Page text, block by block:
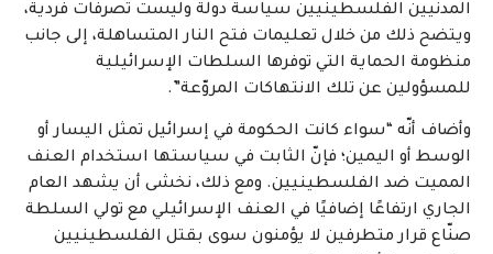
المدنيين الفلسطينيين سياسة دولة وليست تصرفات فردية،
ويتضح ذلك من خلال تعليمات فتح النار المتساهلة، إلى جانب
منظومة الحماية التي توفرها السلطات الإسرائيلية
للمسؤولين عن تلك الانتهاكات المروّعة”.
وأضاف أنّه “سواء كانت الحكومة في إسرائيل تمثل اليسار أو
الوسط أو اليمين؛ فإنّ الثابت في سياستها استخدام العنف
المميت ضد الفلسطينيين. ومع ذلك، نخشى أن يشهد العام
الجاري ارتفاعًا إضافيًا في العنف الإسرائيلي مع تولي السلطة
صنّاع قرار متطرفين لا يؤمنون سوى بقتل الفلسطينيين